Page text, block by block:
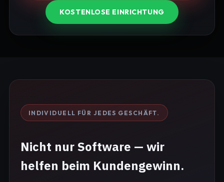
KOSTENLOSE EINRICHTUNG
INDIVIDUELL FÜR JEDES GESCHÄFT.
Nicht nur Software — wir
helfen beim Kundengewinn.